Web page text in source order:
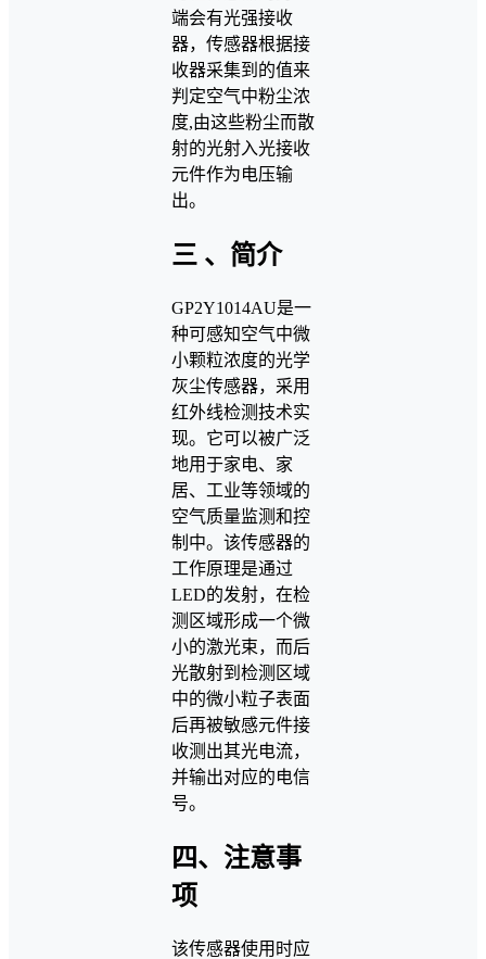
端会有光强接收
器，传感器根据接
收器采集到的值来
判定空气中粉尘浓
度,由这些粉尘而散
射的光射入光接收
元件作为电压输
出。
三 、简介
GP2Y1014AU是一
种可感知空气中微
小颗粒浓度的光学
灰尘传感器，采用
红外线检测技术实
现。它可以被广泛
地用于家电、家
居、工业等领域的
空气质量监测和控
制中。该传感器的
工作原理是通过
LED的发射，在检
测区域形成一个微
小的激光束，而后
光散射到检测区域
中的微小粒子表面
后再被敏感元件接
收测出其光电流，
并输出对应的电信
号。
四、注意事
项
该传感器使用时应